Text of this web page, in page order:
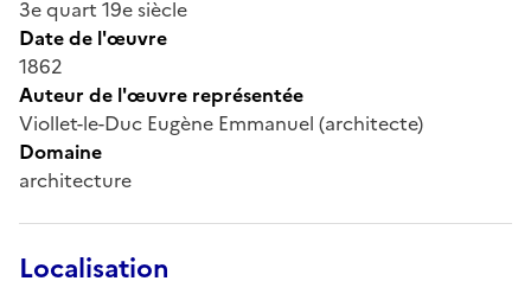
3e quart 19e siècle
Date de l'œuvre
1862
Auteur de l'œuvre représentée
Viollet-le-Duc Eugène Emmanuel (architecte)
Domaine
architecture
Localisation